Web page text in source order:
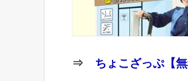
⇒ ちょこざっぷ【